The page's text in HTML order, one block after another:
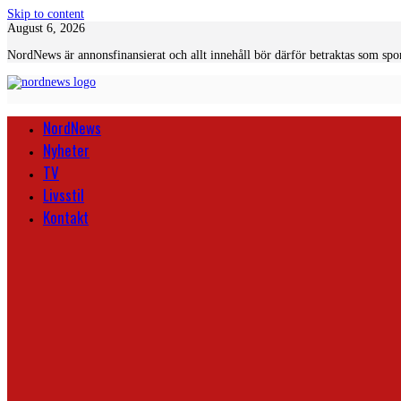
Skip to content
August 6, 2026
NordNews är annonsfinansierat och allt innehåll bör därför betraktas som
NordNews
Nyheter
TV
Livsstil
Kontakt